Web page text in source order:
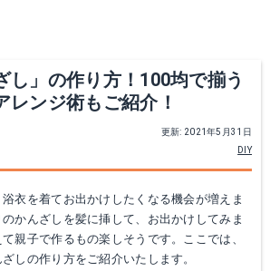
し」の作り方！100均で揃う
レンジ術もご紹介！
更新: 2021年5月31日
DIY
衣を着てお出かけしたくなる機会が増えま
かんざしを髪に挿して、お出かけしてみま
親子で作るもの楽しそうです。ここでは、
しの作り方をご紹介いたします。